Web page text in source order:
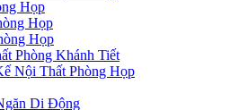
Họp
Họp
Họp
Phòng Khánh Tiết
Nội Thất Phòng Họp
Di Động